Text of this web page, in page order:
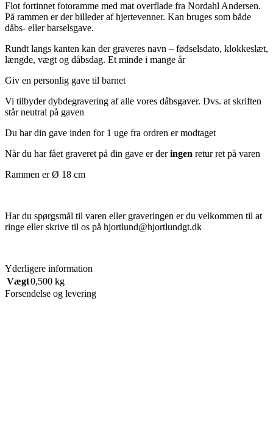
Flot fortinnet fotoramme med mat overflade fra Nordahl Andersen.
På rammen er der billeder af hjertevenner. Kan bruges som både
dåbs- eller barselsgave.
Rundt langs kanten kan der graveres navn – fødselsdato, klokkeslæt,
længde, vægt og dåbsdag. Et minde i mange år
Giv en personlig gave til barnet
Vi tilbyder dybdegravering af alle vores dåbsgaver. Dvs. at skriften
står neutral på gaven
Du har din gave inden for 1 uge fra ordren er modtaget
Når du har fået graveret på din gave er deringen retur ret på varen
Rammen er Ø 18 cm
Har du spørgsmål til varen eller graveringen er du velkommen til at
ringe eller skrive til os på hjortlund@hjortlundgt.dk
Yderligere information
Vægt0,500 kg
Forsendelse og levering